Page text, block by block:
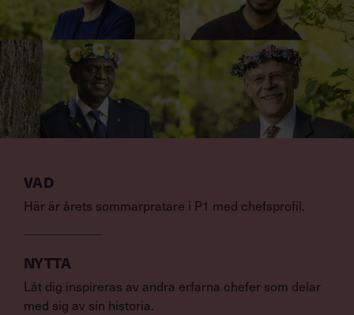
Prenumerera
VAD
Här är årets sommarpratare i P1 med chefsprofil.
NYTTA
Låt dig inspireras av andra erfarna chefer som delar
med sig av sin historia.